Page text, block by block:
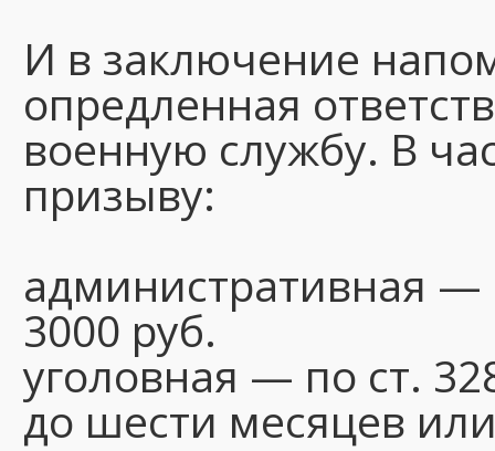
И в заключение
опредленная
военную службу. В
призыву:
административная —
3000 руб.
уголовная — по ст.
до шести месяцев